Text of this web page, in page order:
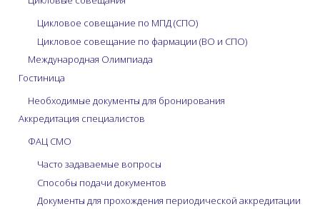
Цикловое совещание по МПД (СПО)
Цикловое совещание по фармации (ВО и СПО)
Международная Олимпиада
Гостиница
Необходимые документы для бронирования
Аккредитация специалистов
ФАЦ СМО
Часто задаваемые вопросы
Способы подачи документов
Документы для прохождения периодической аккредитации